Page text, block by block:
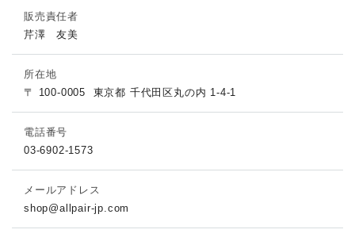
販売責任者
芹澤 友美
所在地
〒 100-0005 東京都 千代田区丸の内 1-4-1
電話番号
03-6902-1573
メールアドレス
shop@allpair-jp.com